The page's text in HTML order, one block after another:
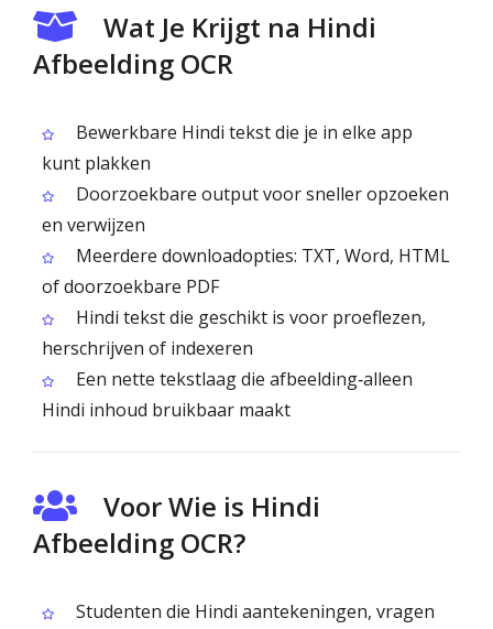
Wat Je Krijgt na Hindi
Afbeelding OCR
Bewerkbare Hindi tekst die je in elke app
kunt plakken
Doorzoekbare output voor sneller opzoeken
en verwijzen
Meerdere downloadopties: TXT, Word, HTML
of doorzoekbare PDF
Hindi tekst die geschikt is voor proeflezen,
herschrijven of indexeren
Een nette tekstlaag die afbeelding‑alleen
Hindi inhoud bruikbaar maakt
Voor Wie is Hindi
Afbeelding OCR?
Studenten die Hindi aantekeningen, vragen